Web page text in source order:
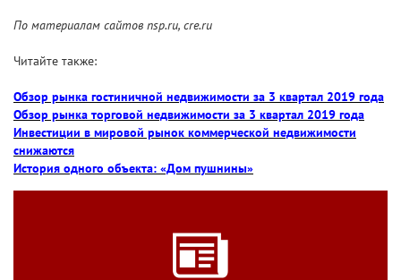
По материалам сайтов nsp.ru, cre.ru
Читайте также:
Обзор рынка гостиничной недвижимости за 3 квартал 2019 года
Обзор рынка торговой недвижимости за 3 квартал 2019 года
Инвестиции в мировой рынок коммерческой недвижимости
снижаются
История одного объекта: «Дом пушнины»